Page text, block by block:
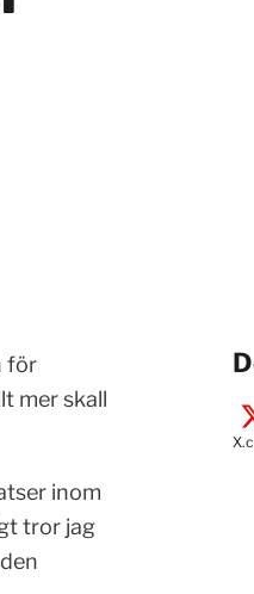
för
mer skall
inom
tror jag